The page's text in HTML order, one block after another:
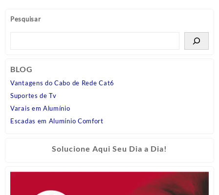
Pesquisar
BLOG
Vantagens do Cabo de Rede Cat6
Suportes de Tv
Varais em Alumínio
Escadas em Alumínio Comfort
Solucione Aqui Seu Dia a Dia!